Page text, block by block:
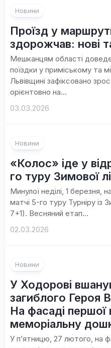
Новини
Проїзд у
здорожчав: нові
Мешканцям області
поїздки у приміському та
Львівщині зафіксовано
орієнтовно на...
03.03.2026
Новини
«Колос» іде у
го туру Зимової
Минулої неділі, 1 березня,
матчі 5-го туру Турніру
7+1). Весняний етап...
02.03.2026
Новини
У Ходорові
загиблого Героя
На фасаді першої
меморіальну
У п’ятницю, 27 лютого, на